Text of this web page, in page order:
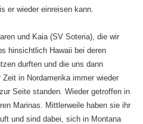
er wieder einreisen kann.
und Kaia (SV Soteria), die wir
hinsichtlich Hawaii bei deren
durften und die uns dann
Zeit in Nordamerika immer wieder
Seite standen. Wieder getroffen in
Marinas. Mittlerweile haben sie ihr
und sind dabei, sich in Montana